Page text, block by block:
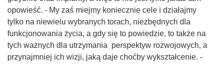
opowieść. - My zaś miejmy koniecznie cele i działajmy
tylko na niewielu wybranych torach, niezbędnych dla
funkcjonowania życia, a gdy się to powiedzie, to także na
tych ważnych dla utrzymania perspektyw rozwojowych, a
przynajmniej ich wizji, jaką daje choćby wykształcenie. -